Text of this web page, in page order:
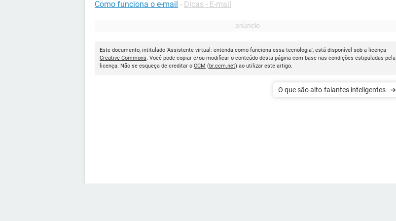
Como funciona o e-mail - Dicas - E-mail
Este documento, intitulado 'Assistente virtual: entenda como funciona essa tecnologia', está disponível sob a licença
Creative Commons. Você pode copiar e/ou modificar o conteúdo desta página com base nas condições estipuladas pela
licença. Não se esqueça de creditar o CCM (br.ccm.net) ao utilizar este artigo.
O que são alto-falantes inteligentes